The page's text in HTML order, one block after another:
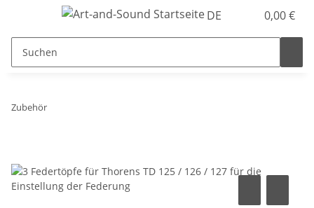
DE 0,00 €
Zubehör